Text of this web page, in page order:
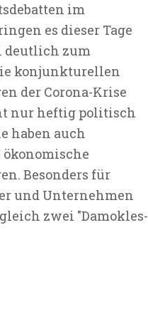
im
es dieser Tage
deutlich zum
konjunkturellen
der Corona-Krise
nur heftig politisch
haben auch
Besonders für
und Unternehmen
zwei "Damokles-